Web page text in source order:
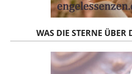
WAS DIE STERNE ÜBER